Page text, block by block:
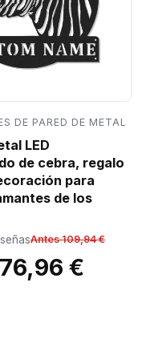
DE PARED DE METAL
LED
de cebra, regalo
para
de los
Antes 109,94 €
€